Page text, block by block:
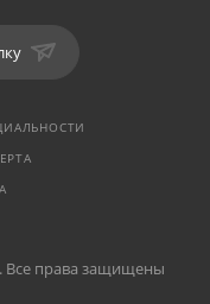
Все права защищены